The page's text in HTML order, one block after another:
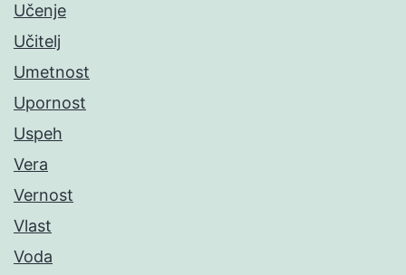
Učenje
Učitelj
Umetnost
Upornost
Uspeh
Vera
Vernost
Vlast
Voda